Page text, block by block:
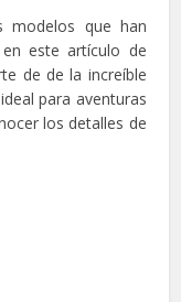
modelos que han
este artículo de
de de la increíble
para aventuras
los detalles de